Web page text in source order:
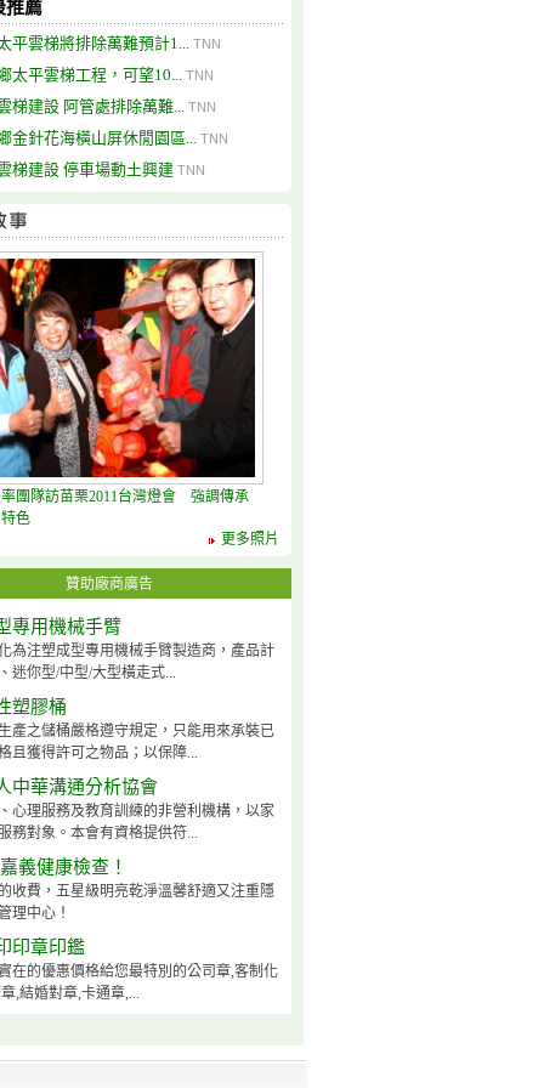
推薦
平雲梯將排除萬難預計1... TNN
太平雲梯工程，可望10... TNN
梯建設 阿管處排除萬難... TNN
金針花海橫山屏休閒園區... TNN
梯建設 停車場動土興建 TNN
團隊訪苗栗2011台灣燈會 強調傳承
色
更多照片
贊助廠商廣告
專用機械手臂
為注塑成型專用機械手臂製造商，產品計
迷你型/中型/大型橫走式...
塑膠桶
產之儲桶嚴格遵守規定，只能用來承裝已
且獲得許可之物品；以保障...
中華溝通分析協會
心理服務及教育訓練的非營利機構，以家
務對象。本會有資格提供符...
義健康檢查！
收費，五星級明亮乾淨溫馨舒適又注重隱
理中心！
印章印鑑
在的優惠價格給您最特別的公司章,客制化
,結婚對章,卡通章,...